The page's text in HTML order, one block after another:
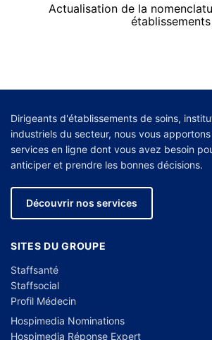
Actualisation de la
Dirigeants d'établissements de soins,
industriels du secteur, nous vous
services en ligne dont vous avez besoin
anticiper et prendre les bonnes décisions.
Découvrir nos services
SITES DU GROUPE
Staffsanté
Staffsocial
Profil Médecin
Hospimedia Nominations
Hospimedia Réponse Expert